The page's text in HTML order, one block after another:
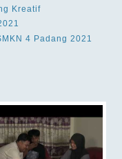
Kreatif
4 Padang 2021